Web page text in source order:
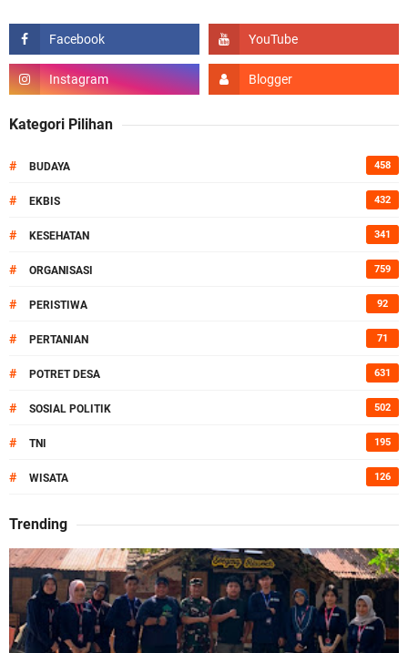
Kategori Pilihan
# BUDAYA 458
# EKBIS 432
# KESEHATAN 341
# ORGANISASI 759
# PERISTIWA 92
# PERTANIAN 71
# POTRET DESA 631
# SOSIAL POLITIK 502
# TNI 195
# WISATA 126
Trending